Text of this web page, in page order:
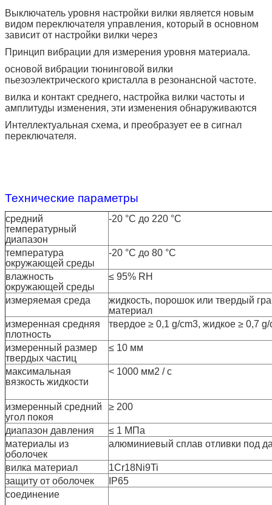
Выключатель уровня настройки вилки является новым
видом переключателя управления, который в основном
зависит от настройки вилки через
Принцип вибрации для измерения уровня материала.
основой вибрации тюнинговой вилки
пьезоэлектрического кристалла в резонансной частоте.
вилка и контакт среднего, настройка вилки частоты и
амплитуды изменения, эти изменения обнаруживаются
Интеллектуальная схема, и преобразует ее в сигнал
переключателя.
Технические параметры
средний
температурный
диапазон
-20 °C до 220 °C
температура
окружающей среды
-20 °C до 80 °C
влажность
окружающей среды
≤ 95% RH
измеряемая среда
жидкость, порошок или твердый
материал
измеренная средняя
плотность
твердое ≥ 0,1 g/cm3, жидкое ≥ 0,7 g/
измеренный размер
твердых частиц
≤ 10 мм
максимальная
вязкость жидкости
< 1000 мм2 / с
измеренный средний
угол покоя
≥ 200
диапазон давления
≤ 1 МПа
материалы из
оболочек
алюминиевый сплав отливки под
вилка материал
1Cr18Ni9Ti
защиту от оболочек
IP65
соединение